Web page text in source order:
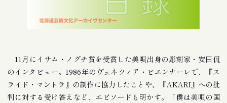
11月にイサム・ノグチ賞を受賞した美唄出身の彫刻家・安田侃
のインタビュー。1986年のヴェネツィア・ビエンナーレで、『ス
ライド・マントラ』の制作に協力したことや、『AKARI』への批
判に対する受け答えなど、エピソードも明かす。「僕は美唄の国